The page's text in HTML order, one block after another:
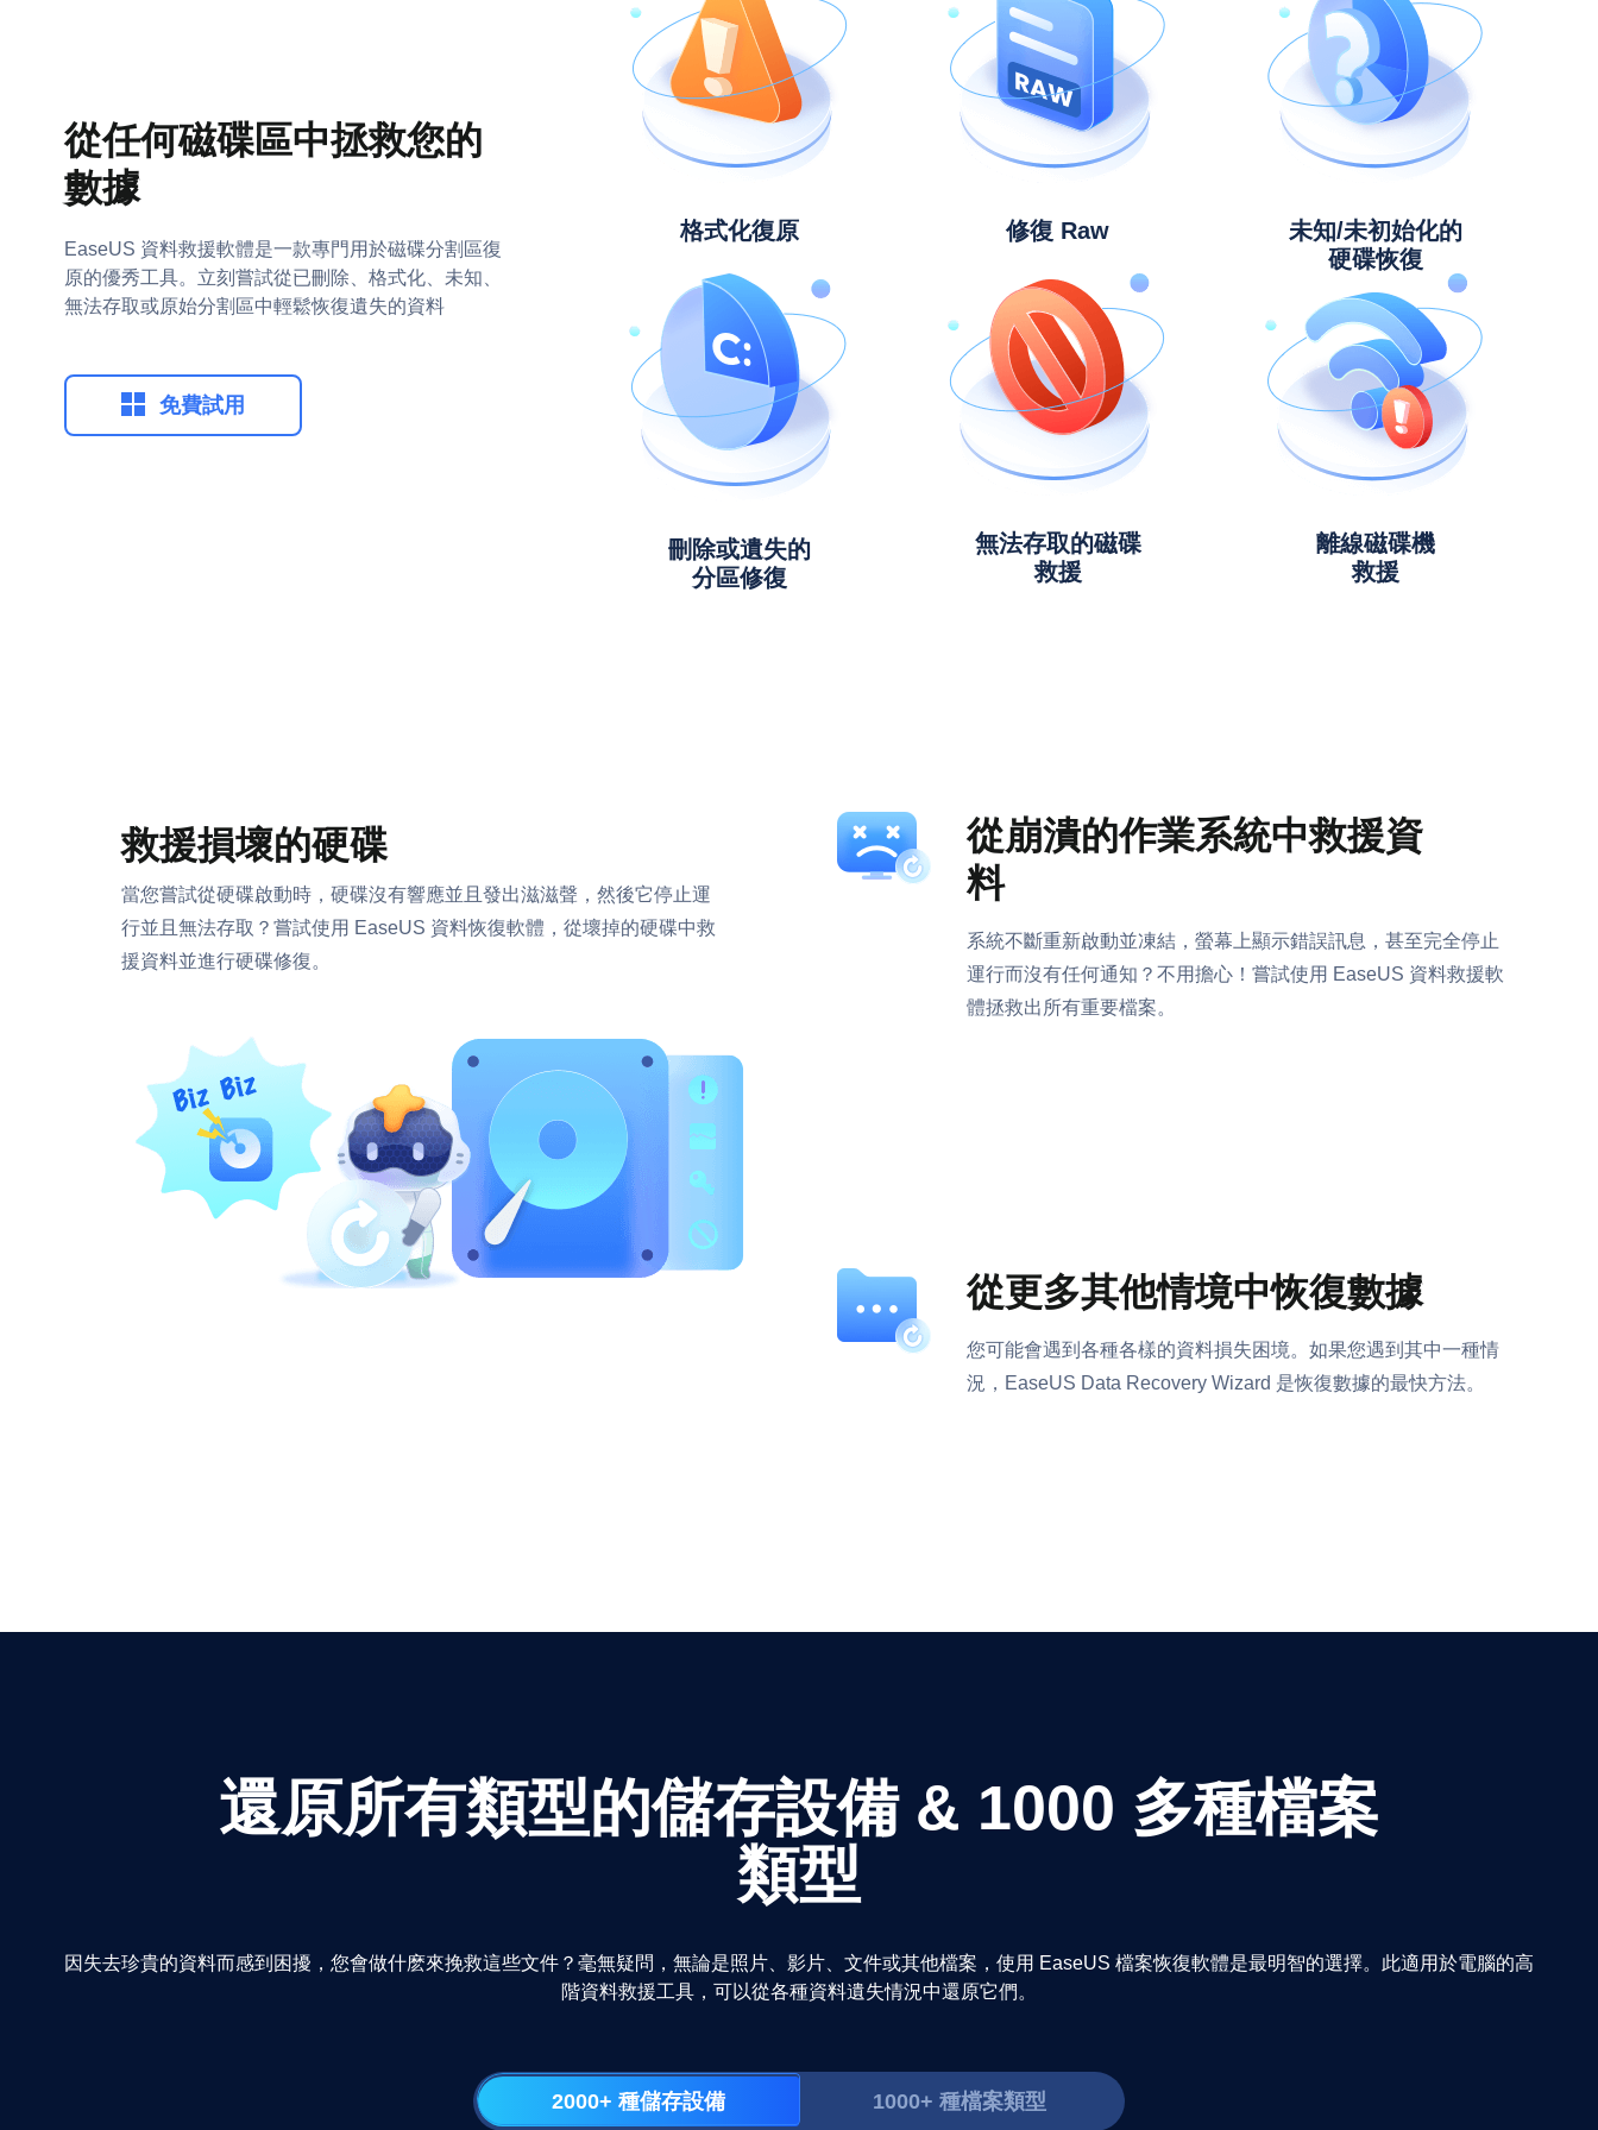
從任何磁碟區中拯救您的
數據
EaseUS 資料救援軟體是一款專門用於磁碟分割區復
原的優秀工具。立刻嘗試從已刪除、格式化、未知、
無法存取或原始分割區中輕鬆恢復遺失的資料
 免費試用
格式化復原 修復 Raw
未知/未初始化的
硬碟恢復
刪除或遺失的
分區修復
無法存取的磁碟
救援
離線磁碟機
救援
救援損壞的硬碟
當您嘗試從硬碟啟動時，硬碟沒有響應並且發出滋滋聲，然後它停止運
行並且無法存取？嘗試使用 EaseUS 資料恢復軟體，從壞掉的硬碟中救
援資料並進行硬碟修復。
從崩潰的作業系統中救援資
料
系統不斷重新啟動並凍結，螢幕上顯示錯誤訊息，甚至完全停止
運行而沒有任何通知？不用擔心！嘗試使用 EaseUS 資料救援軟
體拯救出所有重要檔案。
從更多其他情境中恢復數據
您可能會遇到各種各樣的資料損失困境。如果您遇到其中一種情
況，EaseUS Data Recovery Wizard 是恢復數據的最快方法。
還原所有類型的儲存設備 & 1000 多種檔案
類型
因失去珍貴的資料而感到困擾，您會做什麽來挽救這些文件？毫無疑問，無論是照片、影片、文件或其他檔案，使用 EaseUS 檔案恢復軟體是最明智的選擇。此適用於電腦的高
階資料救援工具，可以從各種資料遺失情況中還原它們。
2000+ 種儲存設備 1000+ 種檔案類型